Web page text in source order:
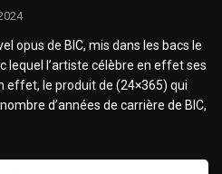
opus de BIC, mis dans les bacs le
lequel l’artiste célèbre en effet ses
effet, le produit de (24×365) qui
d’années de carrière de BIC,